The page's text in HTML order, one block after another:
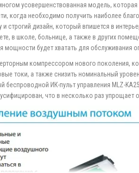
усовершенствованная модель,
когда необходимо получить наиболее
дизайн, который впишется в
в школе, больнице, а также в других
будет хватать для обслуживания
компрессором нового поколения,
токи, а также снизить номинальный
ИК-пульт управления MLZ-
что в несколько раз упрощает